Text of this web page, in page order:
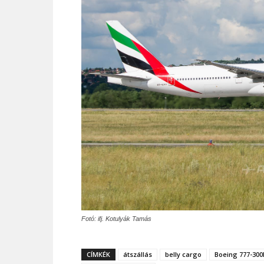
Fotó: ifj. Kotulyák Tamás
CÍMKÉK átszállás belly cargo Boeing 777-